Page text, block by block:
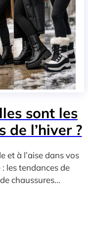
sont les
de l’hiver ?
et à l’aise dans vos
les tendances de
chaussures...